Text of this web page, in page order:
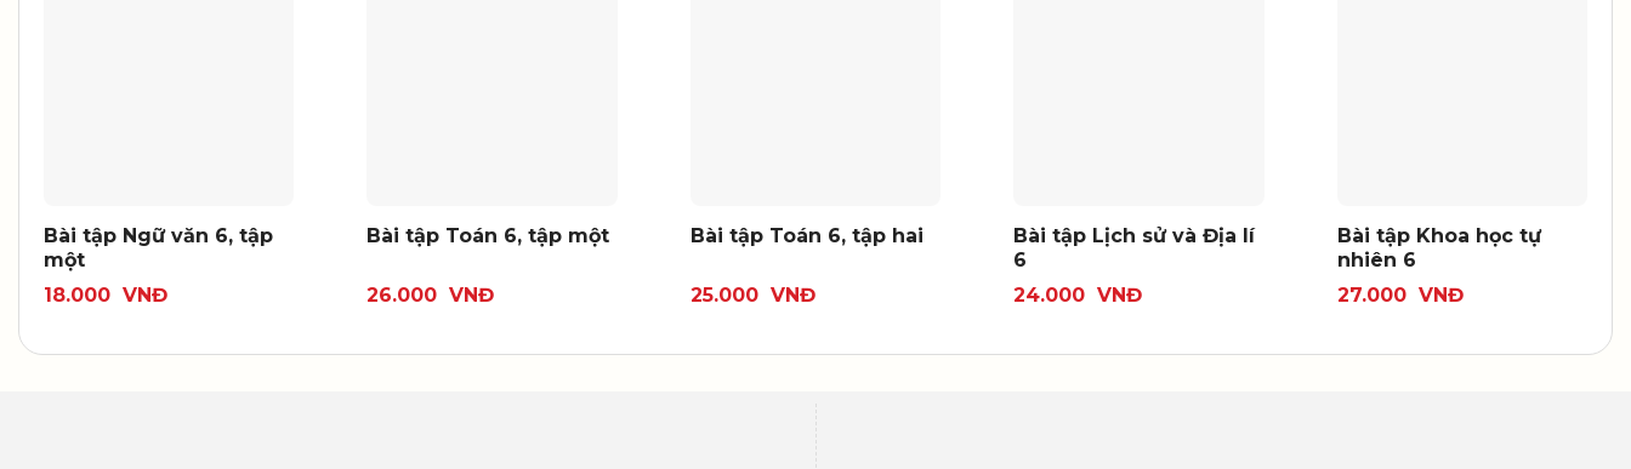
Bài tập Ngữ văn 6, tập
một
18.000 VNĐ
Bài tập Toán 6, tập một
26.000 VNĐ
Bài tập Toán 6, tập hai
25.000 VNĐ
Bài tập Lịch sử và Địa lí
6
24.000 VNĐ
Bài tập Khoa học tự
nhiên 6
27.000 VNĐ